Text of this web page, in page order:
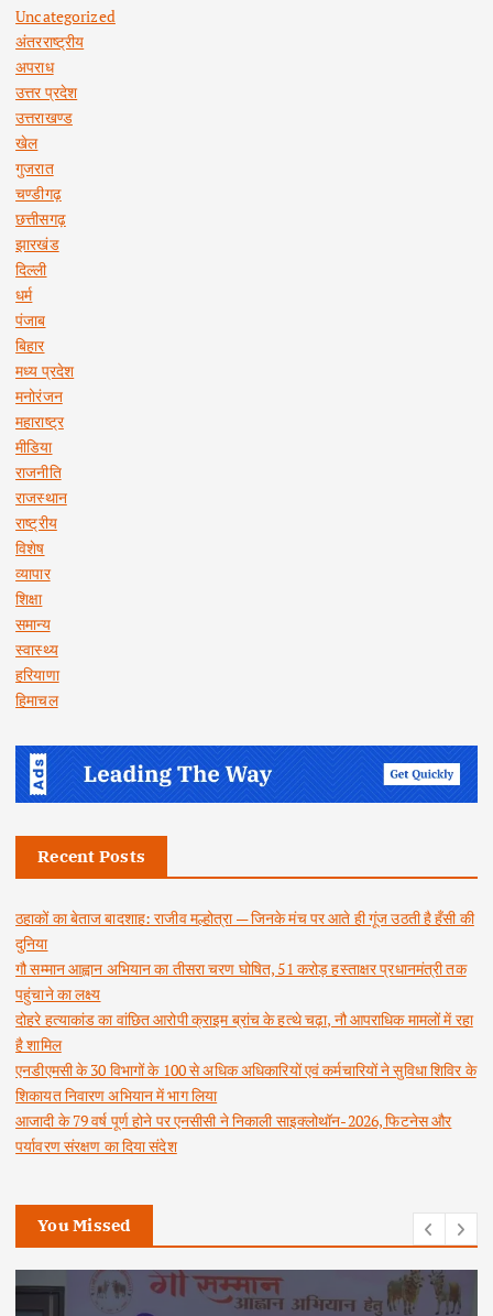
Uncategorized
अंतरराष्ट्रीय
अपराध
उत्तर प्रदेश
उत्तराखण्ड
खेल
गुजरात
चण्डीगढ़
छत्तीसगढ़
झारखंड
दिल्ली
धर्म
पंजाब
बिहार
मध्य प्रदेश
मनोरंजन
महाराष्ट्र
मीडिया
राजनीति
राजस्थान
राष्ट्रीय
विशेष
व्यापार
शिक्षा
समान्य
स्वास्थ्य
हरियाणा
हिमाचल
Recent Posts
ठहाकों का बेताज बादशाह: राजीव मल्होत्रा — जिनके मंच पर आते ही गूंज उठती है हँसी की
दुनिया
गौ सम्मान आह्वान अभियान का तीसरा चरण घोषित, 51 करोड़ हस्ताक्षर प्रधानमंत्री तक
पहुंचाने का लक्ष्य
दोहरे हत्याकांड का वांछित आरोपी क्राइम ब्रांच के हत्थे चढ़ा, नौ आपराधिक मामलों में रहा
है शामिल
एनडीएमसी के 30 विभागों के 100 से अधिक अधिकारियों एवं कर्मचारियों ने सुविधा शिविर के
शिकायत निवारण अभियान में भाग लिया
आजादी के 79 वर्ष पूर्ण होने पर एनसीसी ने निकाली साइक्लोथॉन-2026, फिटनेस और
पर्यावरण संरक्षण का दिया संदेश
You Missed